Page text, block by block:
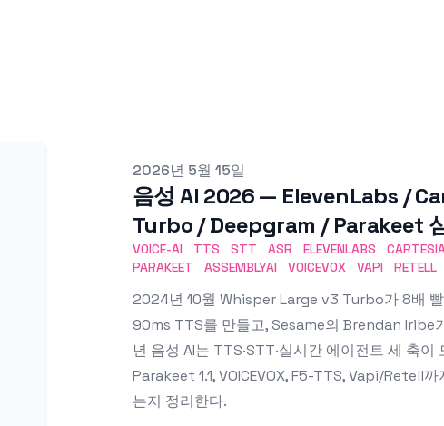
Published on
2026년 5월 15일
음성 AI 2026 — ElevenLabs /
Turbo / Deepgram / Parakeet
VOICE-AI TTS STT ASR ELEVENLABS
PARAKEET
ASSEMBLYAI VOICEVOX VAPI RETELL
2024년 10월 Whisper Large v3 Turbo가 8배
90ms TTS를 만들고, Sesame의 Brendan
년 음성 AI는 TTS·STT·실시간 에이전트 세 축
Parakeet 1.1, VOICEVOX, F5-TTS, Vapi/Retell
는지 정리한다.